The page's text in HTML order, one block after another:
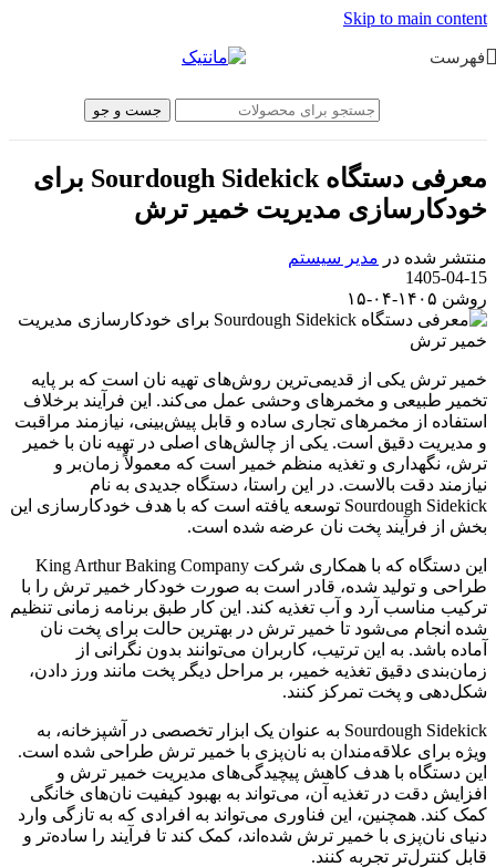
Skip to main content
فهرست
جست و جو
معرفی دستگاه Sourdough Sidekick برای
خودکارسازی مدیریت خمیر ترش
منتشر شده در مدیر سیستم
1405-04-15
روشن ۱۴۰۵-۰۴-۱۵
خمیر ترش یکی از قدیمی‌ترین روش‌های تهیه نان است که بر پایه
تخمیر طبیعی و مخمرهای وحشی عمل می‌کند. این فرآیند برخلاف
استفاده از مخمرهای تجاری ساده و قابل پیش‌بینی، نیازمند مراقبت
و مدیریت دقیق است. یکی از چالش‌های اصلی در تهیه نان با خمیر
ترش، نگهداری و تغذیه منظم خمیر است که معمولاً زمان‌بر و
نیازمند دقت بالاست. در این راستا، دستگاه جدیدی به نام
Sourdough Sidekick توسعه یافته است که با هدف خودکارسازی این
بخش از فرآیند پخت نان عرضه شده است.
این دستگاه که با همکاری شرکت King Arthur Baking Company
طراحی و تولید شده، قادر است به صورت خودکار خمیر ترش را با
ترکیب مناسب آرد و آب تغذیه کند. این کار طبق برنامه زمانی تنظیم
شده انجام می‌شود تا خمیر ترش در بهترین حالت برای پخت نان
آماده باشد. به این ترتیب، کاربران می‌توانند بدون نگرانی از
زمان‌بندی دقیق تغذیه خمیر، بر مراحل دیگر پخت مانند ورز دادن،
شکل‌دهی و پخت تمرکز کنند.
Sourdough Sidekick به عنوان یک ابزار تخصصی در آشپزخانه، به
ویژه برای علاقه‌مندان به نان‌پزی با خمیر ترش طراحی شده است.
این دستگاه با هدف کاهش پیچیدگی‌های مدیریت خمیر ترش و
افزایش دقت در تغذیه آن، می‌تواند به بهبود کیفیت نان‌های خانگی
کمک کند. همچنین، این فناوری می‌تواند به افرادی که به تازگی وارد
دنیای نان‌پزی با خمیر ترش شده‌اند، کمک کند تا فرآیند را ساده‌تر و
قابل کنترل‌تر تجربه کنند.